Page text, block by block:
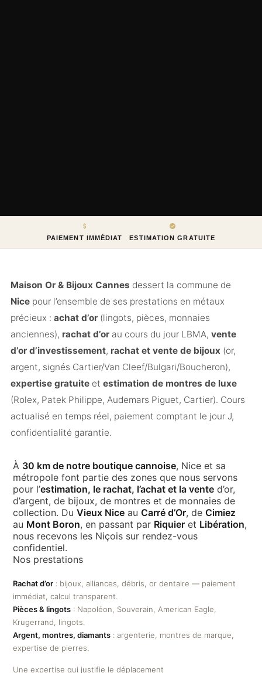
PAIEMENT IMMÉDIAT ESTIMATION GRATUITE
Maison Or & Bijoux Cannes dessert la commune de
Nice pour l’ensemble de ses prestations en métaux
précieux : achat d’or (lingots, pièces, monnaies
anciennes), rachat d’or au cours du jour LBMA, vente
d’or d’investissement, rachat et vente de bijoux (or,
argent, signés Cartier/Van Cleef/Bulgari/Boucheron),
expertise gratuite et estimation de montres de luxe
(Rolex, Patek Philippe, Audemars Piguet, Cartier). Cours
actualisé en temps réel, paiement comptant le jour J,
confidentialité garantie.
À 30 km de notre boutique cannoise, Nice et sa
métropole font partie des zones que nous servons
pour l’estimation, le rachat, l’achat et la vente d’or,
d’argent, de bijoux, de montres et de monnaies de
collection. DuVieux Nice auCarré d’Or, deCimiez
au Mont Boron, en passant par Riquier et Libération,
nous recevons les Niçois sur rendez-vous
confidentiel.
Nos prestations
Rachat d’or : bijoux, alliances, débris, or dentaire — paiement
immédiat, calcul transparent.
Pièces & lingots : Napoléon, Souverain, American Eagle,
Krugerrand, lingots.
Argent, montres, diamants : argenterie, montres de marque,
expertise de pierres.
Une expertise qui justifie le déplacement